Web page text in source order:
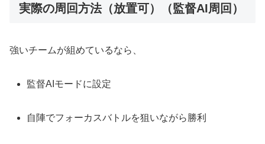
実際の周回方法（放置可）（監督AI周回）
強いチームが組めているなら、
監督AIモードに設定
自陣でフォーカスバトルを狙いながら勝利